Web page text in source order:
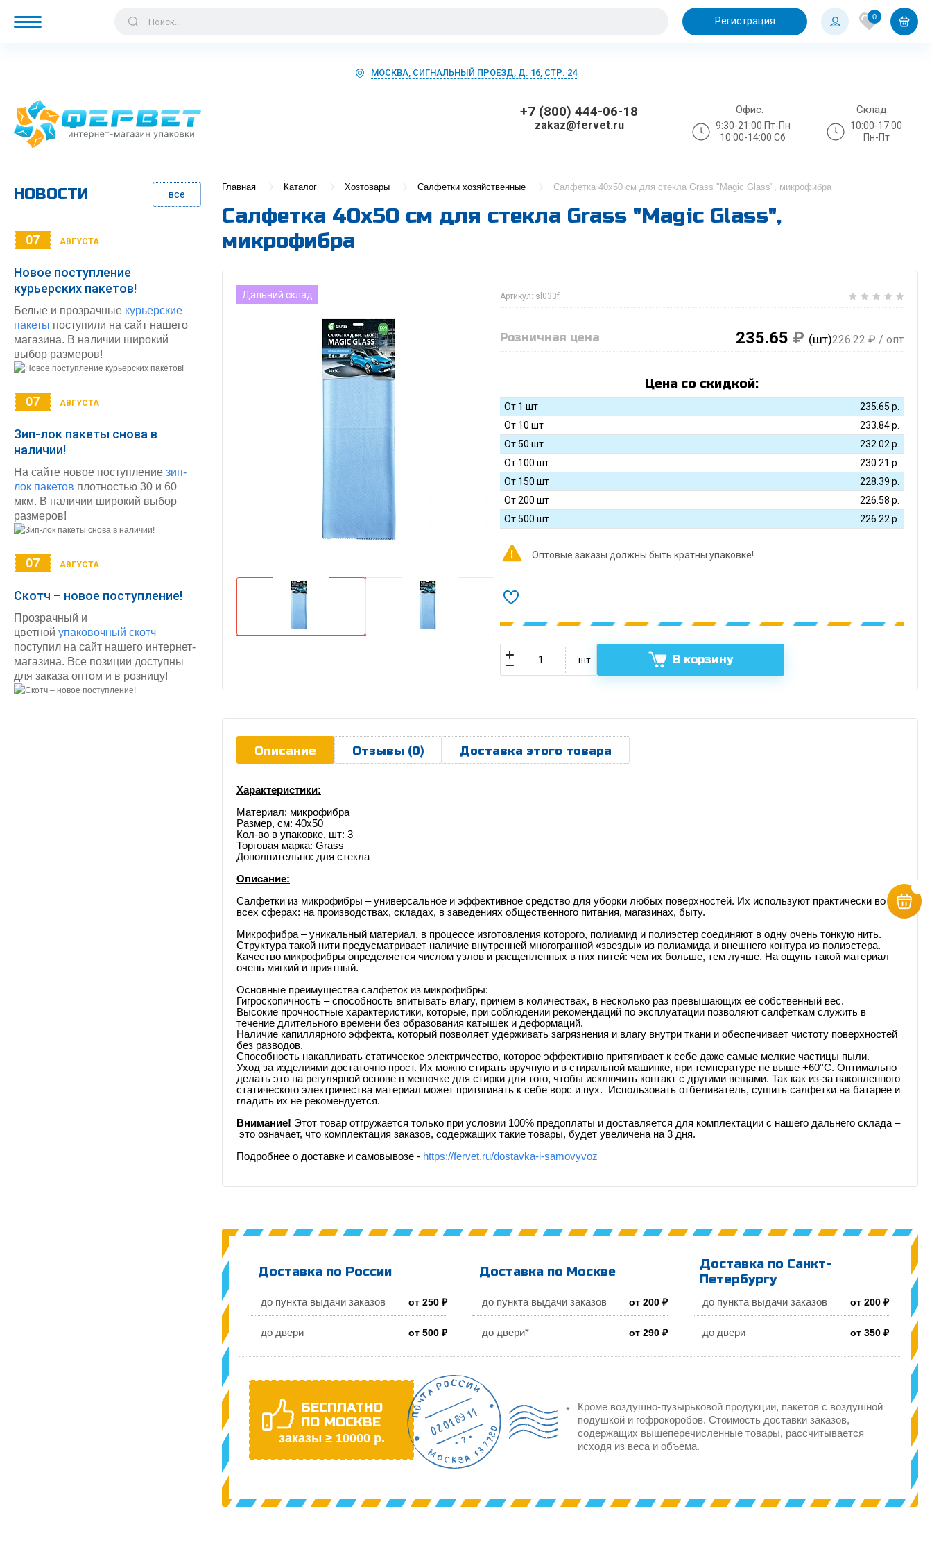
Регистрация 0
МОСКВА, СИГНАЛЬНЫЙ ПРОЕЗД, Д. 16, СТР. 24
+7 (800) 444-06-18
zakaz@fervet.ru
Офис:
9:30-21:00 Пт-Пн
10:00-14:00 Сб
Склад:
10:00-17:00
Пн-Пт
Главная Каталог Хозтовары Салфетки хозяйственные Салфетка 40х50 см для стекла Grass "Magic Glass", микрофибра
Салфетка 40х50 см для стекла Grass "Magic Glass",
микрофибра
Дальний склад Артикул: sl033f
Розничная цена 235.65 ₽ (шт)226.22 ₽ / опт
Цена со скидкой:
От 1 шт 235.65 р.
От 10 шт
233.84р.
От 50 шт
232.02 р.
От 100 шт
230.21 р.
От 150 шт
228.39 р.
От 200 шт
226.58 р.
От 500 шт
226.22 р.
Оптовые заказы должны быть кратны упаковке!
шт В корзину
Описание Отзывы (0) Доставка этого товара
Характеристики:
Материал: микрофибра
Размер, см: 40х50
Кол-во в упаковке, шт: 3
Торговая марка: Grass
Дополнительно: для стекла
Описание:
Салфетки из микрофибры – универсальное и эффективное средство для уборки любых поверхностей. Их используют практически во
всех сферах: на производствах, складах, в заведениях общественного питания, магазинах, быту.
Микрофибра – уникальный материал, в процессе изготовления которого, полиамид и полиэстер соединяют в одну очень тонкую нить.
Структура такой нити предусматривает наличие внутренней многогранной «звезды» из полиамида и внешнего контура из полиэстера.
Качество микрофибры определяется числом узлов и расщепленных в них нитей: чем их больше, тем лучше. На ощупь такой материал
очень мягкий и приятный.
Основные преимущества салфеток из микрофибры:
Гигроскопичность – способность впитывать влагу, причем в количествах, в несколько раз превышающих её собственный вес.
Высокие прочностные характеристики, которые, при соблюдении рекомендаций по эксплуатации позволяют салфеткам служить в
течение длительного времени без образования катышек и деформаций.
Наличие капиллярного эффекта, который позволяет удерживать загрязнения и влагу внутри ткани и обеспечивает чистоту поверхностей
без разводов.
Способность накапливать статическое электричество, которое эффективно притягивает к себе даже самые мелкие частицы пыли.
Уход за изделиями достаточно прост. Их можно стирать вручную и в стиральной машинке, при температуре не выше +60°С. Оптимально
делать это на регулярной основе в мешочке для стирки для того, чтобы исключить контакт с другими вещами. Так как из-за накопленного
статического электричества материал может притягивать к себе ворс и пух. Использовать отбеливатель, сушить салфетки на батарее и
гладить их не рекомендуется.
Внимание! Этот товар отгружается только при условии 100% предоплаты и доставляется для комплектации с нашего дальнего склада –
это означает, что комплектация заказов, содержащих такие товары, будет увеличена на 3 дня.
Подробнее о доставке и самовывозе - https://fervet.ru/dostavka-i-samovyvoz
Доставка по России
до пункта выдачи заказов от 250 ₽
до двери от 500 ₽
Доставка по Москве
до пункта выдачи заказов от 200 ₽
до двери* от 290 ₽
Доставка по Санкт-
Петербургу
до пункта выдачи заказов от 200 ₽
до двери от 350 ₽
БЕСПЛАТНО
ПО МОСКВЕ
заказы ≥ 10000 р.
Кроме воздушно-пузырьковой продукции, пакетов с воздушной
подушкой и гофрокоробов. Стоимость доставки заказов,
содержащих вышеперечисленные товары, рассчитывается
исходя из веса и объема.
НОВОСТИ все
07 АВГУСТА
Новое поступление
курьерских пакетов!
Белые и прозрачные курьерские
пакеты поступили на сайт нашего
магазина. В наличии широкий
выбор размеров!
07 АВГУСТА
Зип-лок пакеты снова в
наличии!
На сайте новое поступление зип-
лок пакетов плотностью 30 и 60
мкм. В наличии широкий выбор
размеров!
07 АВГУСТА
Скотч – новое поступление!
Прозрачный и
цветной упаковочный скотч
поступил на сайт нашего интернет-
магазина. Все позиции доступны
для заказа оптом и в розницу!